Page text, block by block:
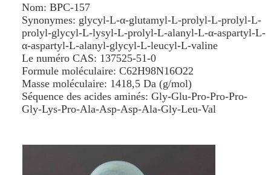
Nom: BPC-157
Synonymes: glycyl-L-α-glutamyl-L-prolyl-L-prolyl-L-
prolyl-glycyl-L-lysyl-L-prolyl-L-alanyl-L-α-aspartyl-L-
α-aspartyl-L-alanyl-glycyl-L-leucyl-L-valine
Le numéro CAS: 137525-51-0
Formule moléculaire: C62H98N16O22
Masse moléculaire: 1418,5 Da (g/mol)
Séquence des acides aminés: Gly-Glu-Pro-Pro-Pro-
Gly-Lys-Pro-Ala-Asp-Asp-Ala-Gly-Leu-Val